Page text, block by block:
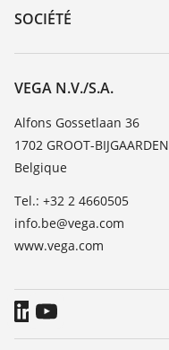
DTM Collection/PACTware
Formations
TeamViewer
SOCIÉTÉ
Carrière
À propos de VEGA
Contact
News
Presse
Blog
VEGA N.V./S.A.
Alfons Gossetlaan 36
1702 GROOT-BIJGAARDEN
Belgique
Tel.: +32 2 4660505
info.be@vega.com
www.vega.com